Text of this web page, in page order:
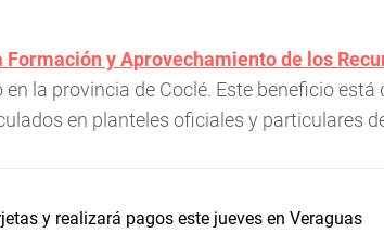
y Aprovechamiento de los
la provincia de Coclé. Este beneficio está
en planteles oficiales y particulares
y realizará pagos este jueves en Veraguas